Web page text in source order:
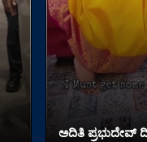
ಅದಿತಿ ಪ್ರಭುದೇವ್